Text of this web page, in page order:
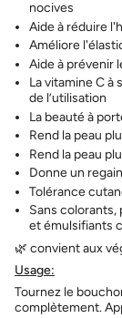
nocives
Aide à réduire
Améliore
Aide à prévenir
La vitamine C
de l’utilisation
La beauté à
Rend la peau
Rend la peau
Donne un
Tolérance
Sans colorants,
et émulsifiants
🌿 convient aux
Usage:
Tournez le
complètement.